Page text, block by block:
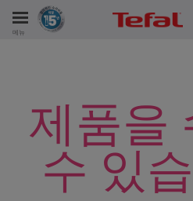
테팔은 최대 10년까지 제품 수
메뉴
제품을
수 있